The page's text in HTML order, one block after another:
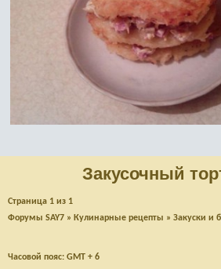
Закусочный
Страница 1 из 1
Форумы SAY7 » Кулинарные рецепты » Закуски и
Часовой пояс: GMT + 6